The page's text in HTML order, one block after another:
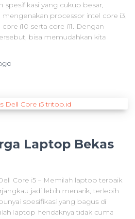
spesifikasi yang cukup besar,
processor intel core i3,
i10 serta core i11. Dengan
bisa memudahkan kita
Laptop Bekas
Core i5 – Memilah laptop terbaik
jadi lebih menarik, terlebih
spesifikasi yang bagus di
laptop hendaknya tidak cuma